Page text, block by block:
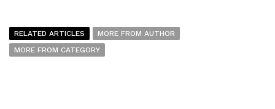
RELATED ARTICLES
MORE FROM AUTHOR
MORE FROM CATEGORY